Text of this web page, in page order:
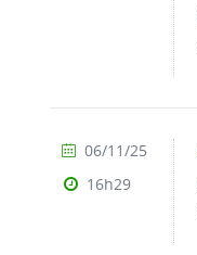
06/11/25
16h29